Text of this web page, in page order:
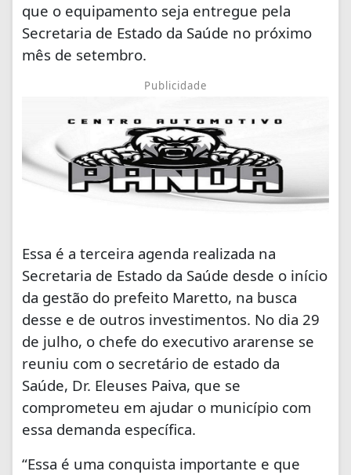
que o equipamento seja entregue pela
Secretaria de Estado da Saúde no próximo
mês de setembro.
Publicidade
Essa é a terceira agenda realizada na
Secretaria de Estado da Saúde desde o início
da gestão do prefeito Maretto, na busca
desse e de outros investimentos. No dia 29
de julho, o chefe do executivo ararense se
reuniu com o secretário de estado da
Saúde, Dr. Eleuses Paiva, que se
comprometeu em ajudar o município com
essa demanda específica.
“Essa é uma conquista importante e que